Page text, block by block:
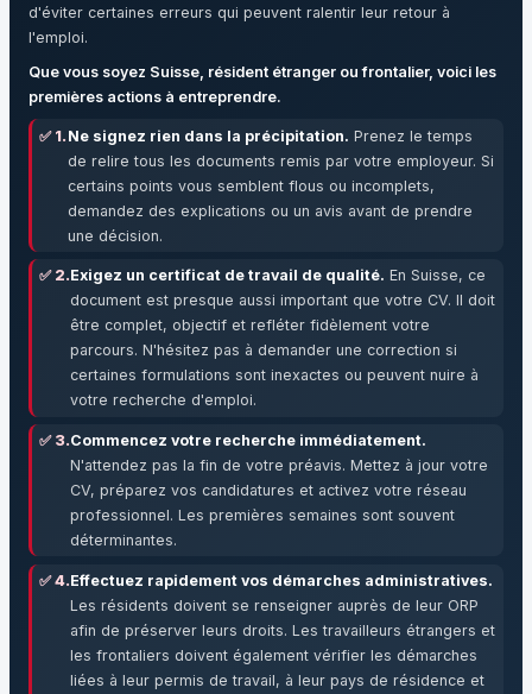
d'éviter certaines erreurs qui peuvent ralentir leur retour à
l'emploi.
Que vous soyez Suisse, résident étranger ou frontalier, voici les
premières actions à entreprendre.
✅ 1. Ne signez rien dans la précipitation. Prenez le temps
de relire tous les documents remis par votre employeur. Si
certains points vous semblent flous ou incomplets,
demandez des explications ou un avis avant de prendre
une décision.
✅ 2.Exigez un certificat de travail de qualité. En Suisse, ce
document est presque aussi important que votre CV. Il doit
être complet, objectif et refléter fidèlement votre
parcours. N'hésitez pas à demander une correction si
certaines formulations sont inexactes ou peuvent nuire à
votre recherche d'emploi.
✅ 3.Commencez votre recherche immédiatement.
N'attendez pas la fin de votre préavis. Mettez à jour votre
CV, préparez vos candidatures et activez votre réseau
professionnel. Les premières semaines sont souvent
déterminantes.
✅ 4.Effectuez rapidement vos démarches administratives.
Les résidents doivent se renseigner auprès de leur ORP
afin de préserver leurs droits. Les travailleurs étrangers et
les frontaliers doivent également vérifier les démarches
liées à leur permis de travail, à leur pays de résidence et